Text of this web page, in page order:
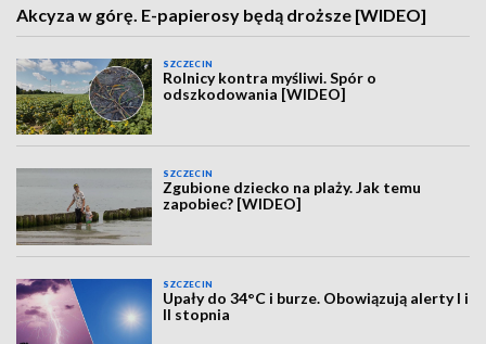
Akcyza w górę. E-papierosy będą droższe [WIDEO]
SZCZECIN
Rolnicy kontra myśliwi. Spór o
odszkodowania [WIDEO]
SZCZECIN
Zgubione dziecko na plaży. Jak temu
zapobiec? [WIDEO]
SZCZECIN
Upały do 34°C i burze. Obowiązują alerty I i
II stopnia